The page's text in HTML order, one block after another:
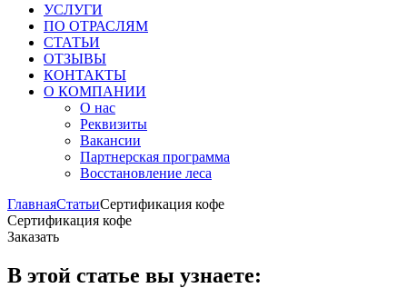
УСЛУГИ
ПО ОТРАСЛЯМ
СТАТЬИ
ОТЗЫВЫ
КОНТАКТЫ
О КОМПАНИИ
О нас
Реквизиты
Вакансии
Партнерская программа
Восстановление леса
ГлавнаяСтатьиСертификация кофе
Сертификация кофе
Заказать
В этой статье вы узнаете: